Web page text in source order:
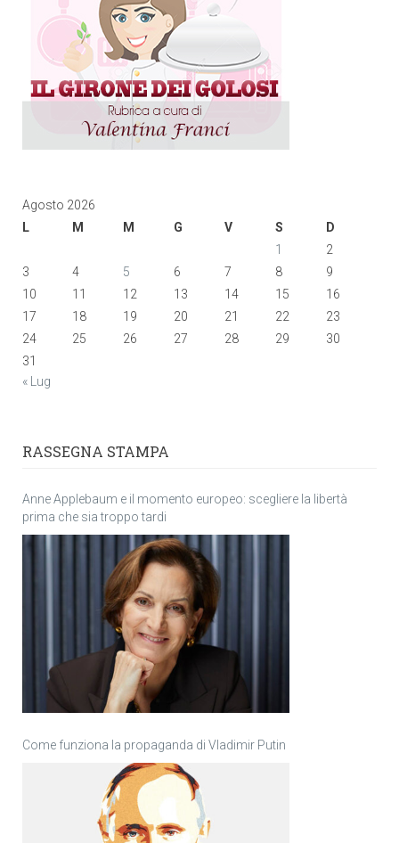
Agosto 2026
L
M M G V S
D
1
2
3
4 5 6 7 8
9
10
11 12 13 14 15
16
17
18 19 20 21 22
23
24
25 26 27 28 29
30
31
« Lug
RASSEGNA STAMPA
Anne Applebaum e il momento europeo: scegliere la libertà
prima che sia troppo tardi
Come funziona la propaganda di Vladimir Putin